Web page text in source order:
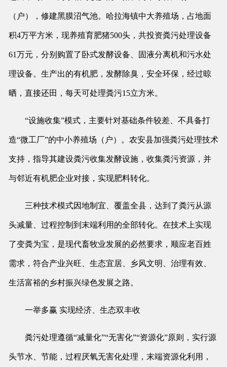
（户），修建黑膜沼气池。哈拉海镇中大养殖场，占地面
积4万平方米，现养殖育肥猪500头，共投资粪污处理设备
61万元，分别购置了卧式发酵设备、固液分离机和污水处
理设备。生产出的有机肥，发酵除臭，安全环保，经过晾
晒，直接还田，每天可处理粪污15立方米。
“设施收集”模式，主要针对基础条件较差、不具备打
造“微工厂”的中小养殖场（户）。农安县加强粪污处理技术
支持，指导其建设粪污收集发酵设施，收集粪污资源，并
与邻近有机肥企业对接，实现肥料转化。
三种技术模式因地制宜、覆盖全县，达到了粪污从源
头减量、过程控制到末端利用的全部转化。在技术上实现
了变粪为宝，是现代畜牧业发展的必然要求，顺应老百姓
需求，符合产业兴旺、生态宜居、乡风文明、治理有效、
生活富裕的乡村振兴绿色发展之路。
一举多赢 实现经济、生态双丰收
粪污处理遵循“减量化”“无害化”“资源化”原则，实行源
头节水、节能，过程厌氧无害化处理，末端资源化利用，